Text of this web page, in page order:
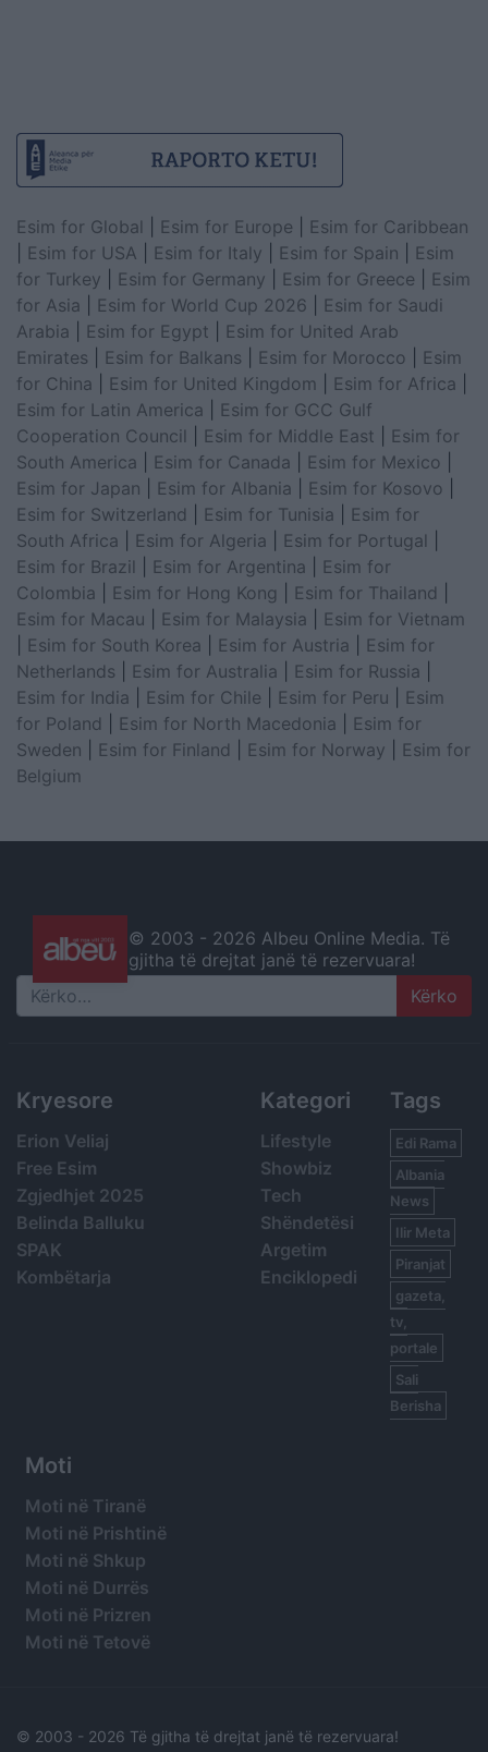
Esim for Global Esim for Europe
Esim for Caribbean
Esim for USA Esim for Italy Esim for Spain
Esim
for Turkey
Esim for Germany Esim for Greece
Esim
for Asia
Esim for World Cup 2026
Esim for Saudi
Arabia
Esim for Egypt
Esim for United Arab
Emirates
Esim for Balkans Esim for Morocco
Esim
for China
Esim for United Kingdom Esim for Africa
Esim for Latin America
Esim for GCC Gulf
Cooperation Council
Esim for Middle East
Esim for
South America
Esim for Canada Esim for Mexico
Esim for Japan
Esim for Albania Esim for Kosovo
Esim for Switzerland
Esim for Tunisia
Esim for
South Africa
Esim for Algeria Esim for Portugal
Esim for Brazil
Esim for Argentina
Esim for
Colombia
Esim for Hong Kong Esim for Thailand
Esim for Macau
Esim for Malaysia
Esim for Vietnam
Esim for South Korea Esim for Austria
Esim for
Netherlands
Esim for Australia Esim for Russia
Esim for India
Esim for Chile Esim for Peru
Esim
for Poland
Esim for North Macedonia
Esim for
Sweden
Esim for Finland Esim for Norway
Esim for
Belgium
© 2003 - 2026 Albeu Online Media. Të
gjitha të drejtat janë të rezervuara!
Search
Kryesore
Erion Veliaj
Free Esim
Zgjedhjet 2025
Belinda Balluku
SPAK
Kombëtarja
Kategori
Lifestyle
Showbiz
Tech
Shëndetësi
Argetim
Enciklopedi
Tags
Edi Rama
Albania
News
Ilir Meta
Piranjat
gazeta,
tv,
portale
Sali
Berisha
Moti
Moti në Tiranë
Moti në Prishtinë
Moti në Shkup
Moti në Durrës
Moti në Prizren
Moti në Tetovë
© 2003 - 2026 Të gjitha të drejtat janë të rezervuara!